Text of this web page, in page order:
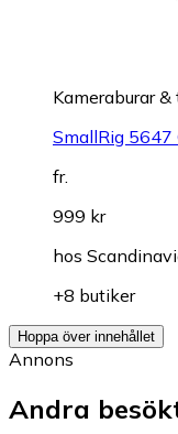
Kameraburar
SmallRig 5647
fr.
999 kr
hos
+8 butiker
Hoppa över innehållet
Annons
Andra